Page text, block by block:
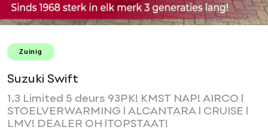
Zuinig
Suzuki Swift
1.3 Limited 5 deurs 93PK! KMST NAP! AIRCO l
STOELVERWARMING l ALCANTARA l CRUISE l
LMV! DEALER OH lTOPSTAAT!